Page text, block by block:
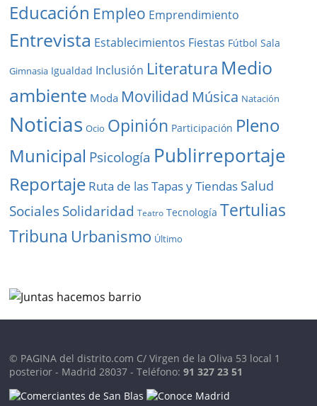
Educación Empleo Emprendimiento
Entrevista Establecimientos Fiestas Fútbol Sala
Gimnasia Igualdad Inclusión Literatura Medio
ambiente Moda Movilidad Música Natación
Noticias Ocio Opinión Participación Pleno
Municipal Psicología Publirreportaje
Reportaje Ruta de las Tapas y Tiendas Salud
SocialesSolidaridad Teatro Tecnología Tertulias
Tribuna Urbanismo Último
© PAGINA del distrito.com C/ Virgen de la Oliva 53 local 1
posterior - Madrid 28037 - Teléfono:91 327 23 51